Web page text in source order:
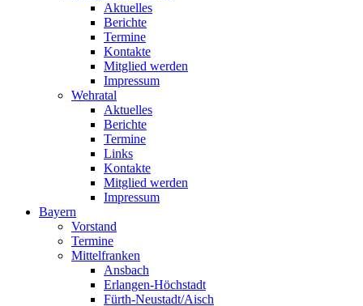
Aktuelles
Berichte
Termine
Kontakte
Mitglied werden
Impressum
Wehratal
Aktuelles
Berichte
Termine
Links
Kontakte
Mitglied werden
Impressum
Bayern
Vorstand
Termine
Mittelfranken
Ansbach
Erlangen-Höchstadt
Fürth-Neustadt/Aisch